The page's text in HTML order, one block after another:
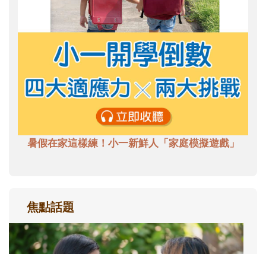
暑假在家這樣練！小一新鮮人「家庭模擬遊戲」
焦點話題